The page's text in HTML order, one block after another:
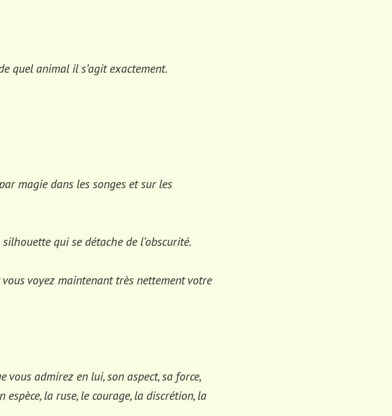
quel animal il s’agit exactement.
magie dans les songes et sur les
qui se détache de l’obscurité.
voyez maintenant très nettement votre
vous admirez en lui, son aspect, sa force,
la ruse, le courage, la discrétion, la